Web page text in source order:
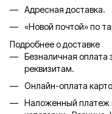
Адресная доставка.
«Новой почтой» по
Подробнее о доставке
Безналичная оплата
реквизитам.
Онлайн-оплата
Наложенный платеж